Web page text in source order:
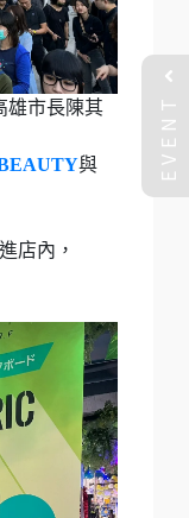
雄市長陳其
與
店內，
EVENT